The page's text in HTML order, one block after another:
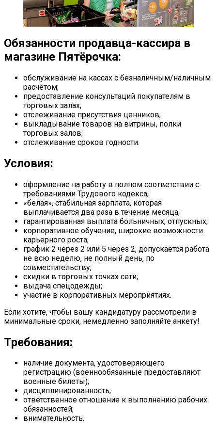
Обязанности продавца-кассира в
магазине Пятёрочка:
обслуживание на кассах с безналичным/наличным
расчётом;
предоставление консультаций покупателям в
торговых залах;
отслеживание присутствия ценников;
выкладывание товаров на витрины, полки
торговых залов;
отслеживание сроков годности.
Условия:
оформление на работу в полном соответствии с
требованиями Трудового кодекса;
«белая», стабильная зарплата, которая
выплачивается два раза в течение месяца;
гарантированная выплата больничных, отпускных;
корпоративное обучение, широкие возможности
карьерного роста;
график 2 через 2 или 5 через 2, допускается работа
не всю неделю, не полный день, по
совместительству;
скидки в торговых точках сети;
выдача спецодежды;
участие в корпоративных мероприятиях.
Если хотите, чтобы вашу кандидатуру рассмотрели в
минимальные сроки, немедленно заполняйте анкету!
Требования:
наличие документа, удостоверяющего
регистрацию (военнообязанные предоставляют
военные билеты);
дисциплинированность;
ответственное отношение к выполнению рабочих
обязанностей;
внимательность.